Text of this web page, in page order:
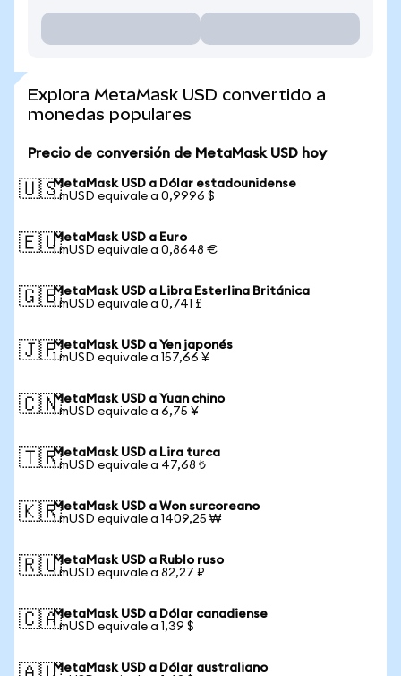
Explora MetaMask USD convertido a
monedas populares
Precio de conversión de MetaMask USD hoy
🇺🇸MetaMask USD a Dólar estadounidense
1 mUSD equivale a 0,9996 $
🇪🇺MetaMask USD a Euro
1 mUSD equivale a 0,8648 €
🇬🇧MetaMask USD a Libra Esterlina Británica
1 mUSD equivale a 0,741 £
🇯🇵MetaMask USD a Yen japonés
1 mUSD equivale a 157,66 ¥
🇨🇳MetaMask USD a Yuan chino
1 mUSD equivale a 6,75 ¥
🇹🇷MetaMask USD a Lira turca
1 mUSD equivale a 47,68 ₺
🇰🇷MetaMask USD a Won surcoreano
1 mUSD equivale a 1409,25 ₩
🇷🇺MetaMask USD a Rublo ruso
1 mUSD equivale a 82,27 ₽
🇨🇦MetaMask USD a Dólar canadiense
1 mUSD equivale a 1,39 $
MetaMask USD a Dólar australiano